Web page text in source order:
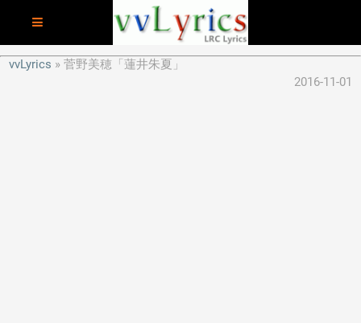
vvLyrics
菅野美穂「蓮井朱夏」
2016-11-01